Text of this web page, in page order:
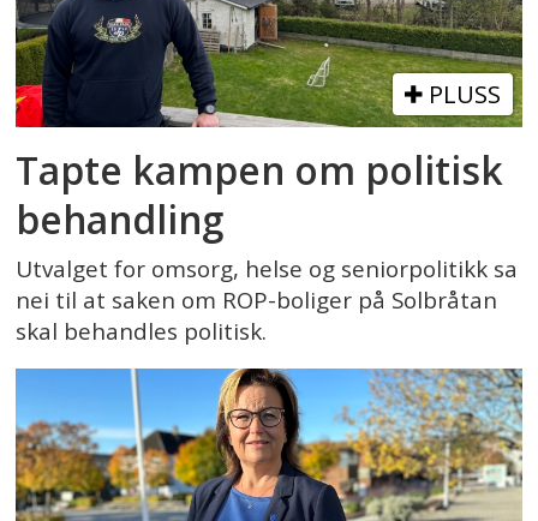
PLUSS
Tapte kampen om politisk
behandling
Utvalget for omsorg, helse og seniorpolitikk sa
nei til at saken om ROP-boliger på Solbråtan
skal behandles politisk.